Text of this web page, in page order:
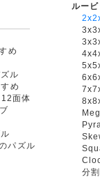
め
ル
め
面体
パズル
ルー
分